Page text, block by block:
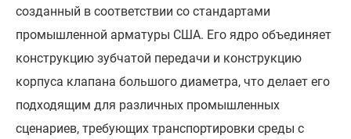
созданный в соответствии со стандартами
промышленной арматуры США. Его ядро объединяет
конструкцию зубчатой передачи и конструкцию
корпуса клапана большого диаметра, что делает его
подходящим для различных промышленных
сценариев, требующих транспортировки среды с